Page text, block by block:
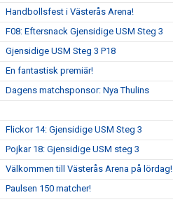
Handbollsfest i Västerås Arena!
F08: Eftersnack Gjensidige USM Steg 3
Gjensidige USM Steg 3 P18
En fantastisk premiär!
Dagens matchsponsor: Nya Thulins
Flickor 14: Gjensidige USM Steg 3
Pojkar 18: Gjensidige USM steg 3
Välkommen till Västerås Arena på lördag!
Paulsen 150 matcher!